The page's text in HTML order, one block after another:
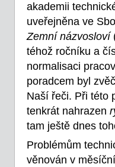
akademii
uveřejněna ve
Zemní názvosloví
téhož ročníku a
normalisaci
poradcem byl
Naší řeči. Při této
tenkrát nahrazen
tam ještě dnes
Problémům
věnován v